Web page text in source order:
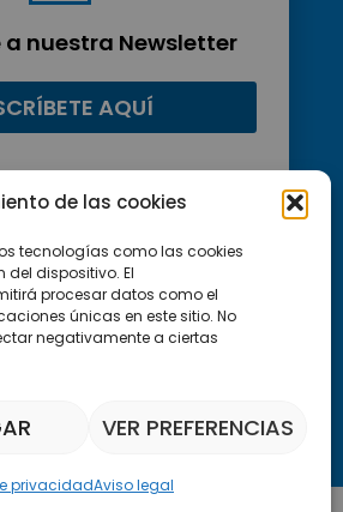
de las cookies
tecnologías como las cookies
dispositivo. El
procesar datos como el
únicas en este sitio. No
negativamente a ciertas
VER PREFERENCIAS
privacidadAviso legal
a nuestra Newsletter
AQUÍ